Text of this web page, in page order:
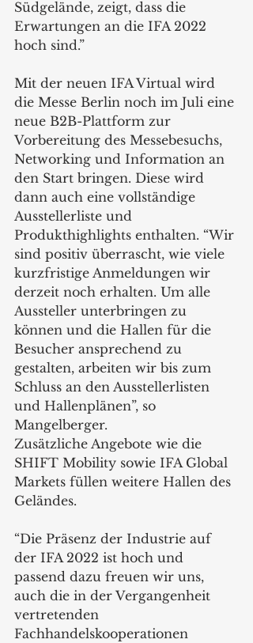
Südgelände, zeigt, dass die
Erwartungen an die IFA 2022
hoch sind.”
Mit der neuen IFA Virtual wird
die Messe Berlin noch im Juli eine
neue B2B-Plattform zur
Vorbereitung des Messebesuchs,
Networking und Information an
den Start bringen. Diese wird
dann auch eine vollständige
Ausstellerliste und
Produkthighlights enthalten. “Wir
sind positiv überrascht, wie viele
kurzfristige Anmeldungen wir
derzeit noch erhalten. Um alle
Aussteller unterbringen zu
können und die Hallen für die
Besucher ansprechend zu
gestalten, arbeiten wir bis zum
Schluss an den Ausstellerlisten
und Hallenplänen”, so
Mangelberger.
Zusätzliche Angebote wie die
SHIFT Mobility sowie IFA Global
Markets füllen weitere Hallen des
Geländes.
“Die Präsenz der Industrie auf
der IFA 2022 ist hoch und
passend dazu freuen wir uns,
auch die in der Vergangenheit
vertretenden
Fachhandelskooperationen